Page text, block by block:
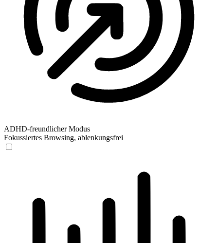
ADHD-freundlicher Modus
Fokussiertes Browsing, ablenkungsfrei